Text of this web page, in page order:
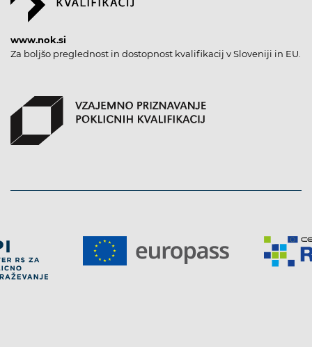
www.nok.si
Za boljšo preglednost in dostopnost kvalifikacij v Sloveniji in EU.